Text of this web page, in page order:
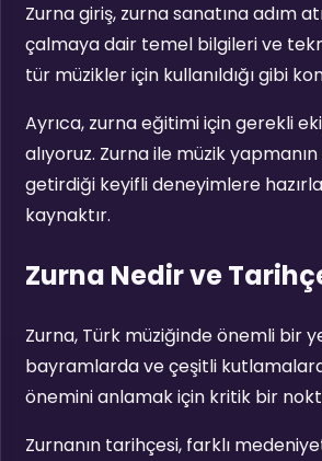
Zurna giriş, zurna sanatına adım
çalmaya dair temel bilgileri ve
tür müzikler için kullanıldığı gibi
Ayrıca, zurna eğitimi için gerekli
alıyoruz. Zurna ile müzik
getirdiği keyifli deneyimlere
kaynaktır.
Zurna Nedir ve
Zurna, Türk müziğinde önemli bir
bayramlarda ve çeşitli
önemini anlamak için kritik bir
Zurnanın tarihçesi, farklı